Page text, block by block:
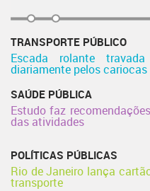
TRANSPORTE PÚBLICO
Escada rolante
diariamente pelos cariocas
SAÚDE PÚBLICA
Estudo faz
das atividades
POLÍTICAS PÚBLICAS
Rio de Janeiro lança
transporte